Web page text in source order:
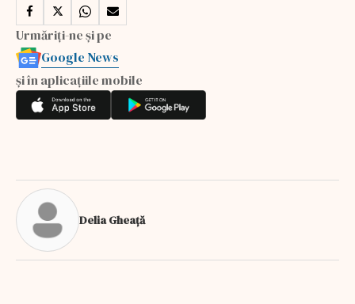
Urmăriți-ne și pe
Google News
și în aplicațiile mobile
Delia Gheață